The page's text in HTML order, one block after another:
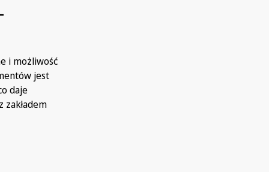
i możliwość
jest
daje